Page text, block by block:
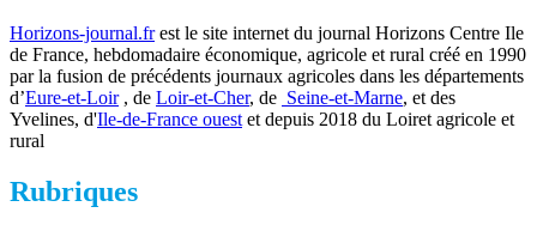
Horizons-journal.frest le site internet du journal Horizons Centre Ile
de France, hebdomadaire économique, agricole et rural créé en 1990
par la fusion de précédents journaux agricoles dans les départements
d’Eure-et-Loir, de Loir-et-Cher, de Seine-et-Marne, et des
Yvelines, d'Ile-de-France ouestet depuis 2018 du Loiret agricole et
rural
Rubriques